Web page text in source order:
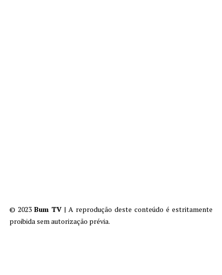
© 2023 Bum TV| A reprodução deste conteúdo é estritamente
proibida sem autorização prévia.